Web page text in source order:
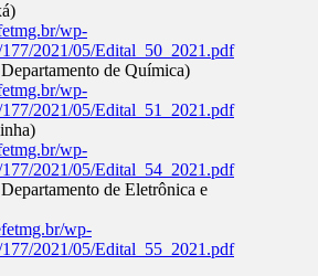
wp-
177/2021/05/Edital_50_2021.pdf
de Química)
wp-
177/2021/05/Edital_51_2021.pdf
wp-
177/2021/05/Edital_54_2021.pdf
de Eletrônica e
wp-
177/2021/05/Edital_55_2021.pdf